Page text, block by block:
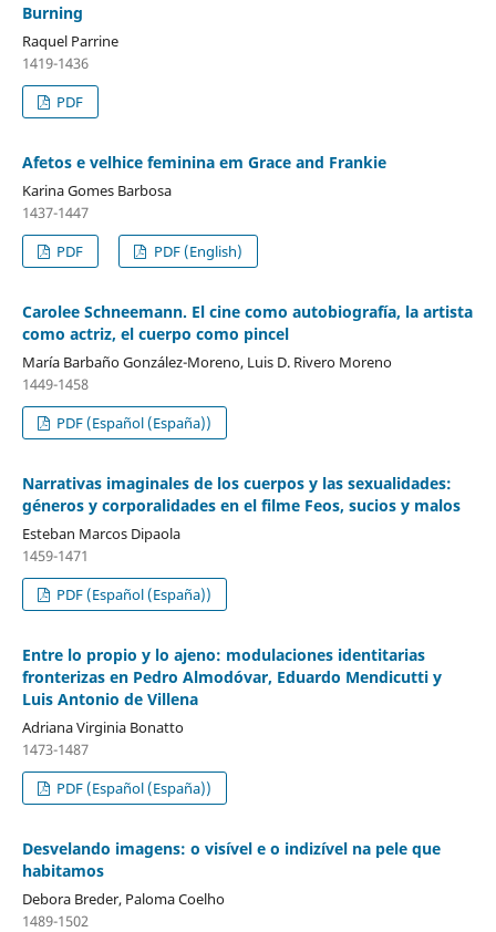
Burning
Raquel Parrine
1419-1436
PDF
Afetos e velhice feminina em Grace and Frankie
Karina Gomes Barbosa
1437-1447
PDF
PDF (English)
Carolee Schneemann. El cine como autobiografía, la artista
como actriz, el cuerpo como pincel
María Barbaño González-Moreno, Luis D. Rivero Moreno
1449-1458
PDF (Español (España))
Narrativas imaginales de los cuerpos y las sexualidades:
géneros y corporalidades en el filme Feos, sucios y malos
Esteban Marcos Dipaola
1459-1471
PDF (Español (España))
Entre lo propio y lo ajeno: modulaciones identitarias
fronterizas en Pedro Almodóvar, Eduardo Mendicutti y
Luis Antonio de Villena
Adriana Virginia Bonatto
1473-1487
PDF (Español (España))
Desvelando imagens: o visível e o indizível na pele que
habitamos
Debora Breder, Paloma Coelho
1489-1502